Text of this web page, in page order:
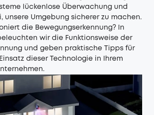
lückenlose Überwachung und
unsere Umgebung sicherer zu machen.
die Bewegungserkennung? In
wir die Funktionsweise der
und geben praktische Tipps für
dieser Technologie in Ihrem